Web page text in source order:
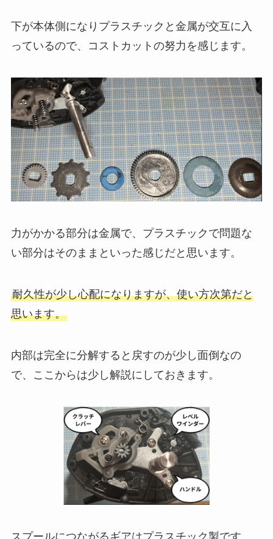
下が本体側になりプラスチックと金属が交互に入
っているので、コストカットの努力を感じます。
力がかかる部分は金属で、プラスチックで問題な
い部分はそのままといった感じだと思います。
耐久性が少し心配になりますが、使い方次第だと
思います。
内部は完全に分解すると戻すのが少し面倒なの
で、ここからは少し解説にしておきます。
スプールにつながるギアはプラスチック製です